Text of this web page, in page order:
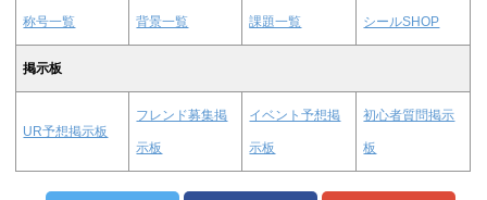
称号一覧 背景一覧 課題一覧 シールSHOP
掲示板
UR予想掲示板
フレンド募集掲
示板
イベント予想掲
示板
初心者質問掲示
板